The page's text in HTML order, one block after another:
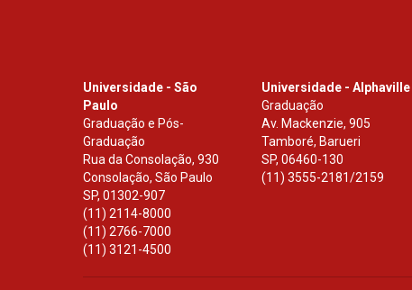
Universidade - São
Paulo
Graduação e Pós-
Graduação
Rua da Consolação, 930
Consolação, São Paulo
SP, 01302-907
(11) 2114-8000
(11) 2766-7000
(11) 3121-4500
Universidade - Alphaville
Graduação
Av. Mackenzie, 905
Tamboré, Barueri
SP,06460-130
(11) 3555-2181/2159